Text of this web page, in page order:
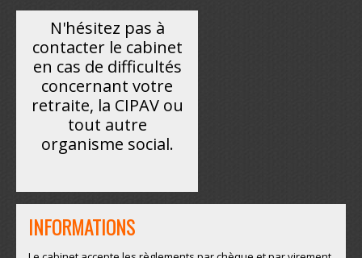
N'hésitez pas à
contacter le cabinet
en cas de difficultés
concernant votre
retraite, la CIPAV ou
tout autre
organisme social.
INFORMATIONS